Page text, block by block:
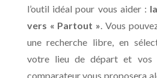
l’outil idéal pour vous aider :
vers « Partout ». Vous
une recherche libre, en
votre lieu de départ et vos
comparateur vous proposera